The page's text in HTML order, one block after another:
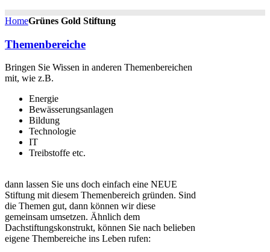
HomeGrünes Gold Stiftung
Themenbereiche
Bringen Sie Wissen in anderen Themenbereichen
mit, wie z.B.
Energie
Bewässerungsanlagen
Bildung
Technologie
IT
Treibstoffe etc.
dann lassen Sie uns doch einfach eine NEUE
Stiftung mit diesem Themenbereich gründen. Sind
die Themen gut, dann können wir diese
gemeinsam umsetzen. Ähnlich dem
Dachstiftungskonstrukt, können Sie nach belieben
eigene Thembereiche ins Leben rufen: